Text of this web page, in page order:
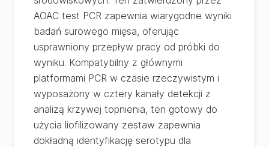
AOAC test PCR zapewnia wiarygodne wyniki
badań surowego mięsa, oferując
usprawniony przepływ pracy od próbki do
wyniku. Kompatybilny z głównymi
platformami PCR w czasie rzeczywistym i
wyposażony w cztery kanały detekcji z
analizą krzywej topnienia, ten gotowy do
użycia liofilizowany zestaw zapewnia
dokładną identyfikację serotypu dla